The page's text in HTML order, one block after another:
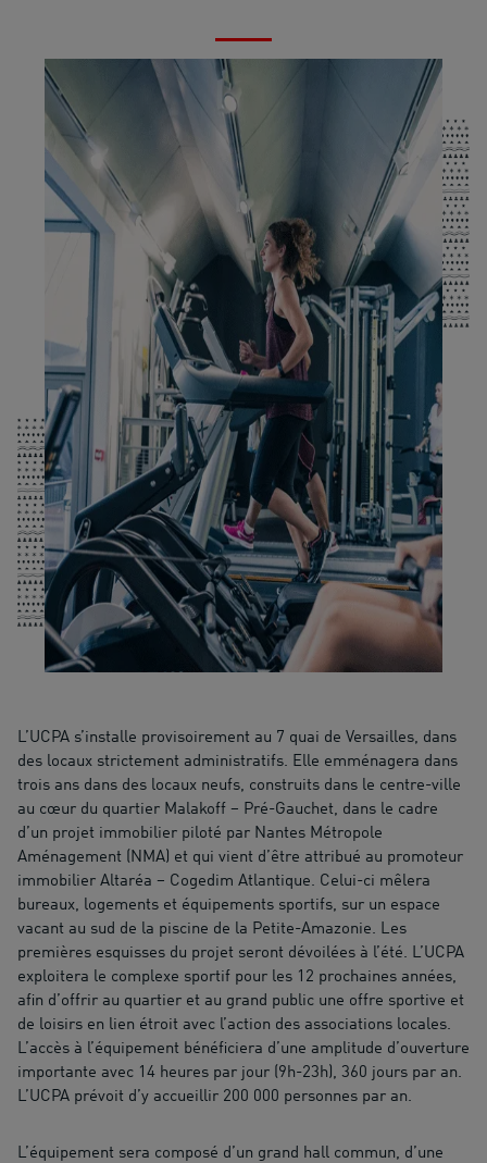
L’UCPA s’installe provisoirement au 7 quai de Versailles, dans
des locaux strictement administratifs. Elle emménagera dans
trois ans dans des locaux neufs, construits dans le centre-ville
au cœur du quartier Malakoff – Pré-Gauchet, dans le cadre
d’un projet immobilier piloté par Nantes Métropole
Aménagement (NMA) et qui vient d’être attribué au promoteur
immobilier Altaréa – Cogedim Atlantique. Celui-ci mêlera
bureaux, logements et équipements sportifs, sur un espace
vacant au sud de la piscine de la Petite-Amazonie. Les
premières esquisses du projet seront dévoilées à l’été. L’UCPA
exploitera le complexe sportif pour les 12 prochaines années,
afin d’offrir au quartier et au grand public une offre sportive et
de loisirs en lien étroit avec l’action des associations locales.
L’accès à l’équipement bénéficiera d’une amplitude d’ouverture
importante avec 14 heures par jour (9h-23h), 360 jours par an.
L’UCPA prévoit d’y accueillir 200 000 personnes par an.
L’équipement sera composé d’un grand hall commun, d’une